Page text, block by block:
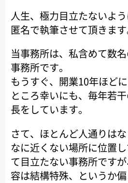
人生、極力目立たないよ
匿名で執筆させて頂きます
当事務所は、私含めて数
事務所です。
もうすぐ、開業10年ほど
ところ幸いにも、毎年若
長をしています。
さて、ほとんど人通りは
なに近くない場所に位置
て目立たない事務所です
容は結構特殊、というか偏